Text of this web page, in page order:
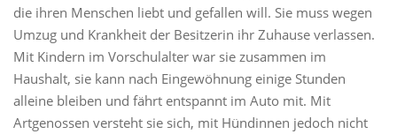
die ihren Menschen liebt und gefallen will. Sie muss wegen
Umzug und Krankheit der Besitzerin ihr Zuhause verlassen.
Mit Kindern im Vorschulalter war sie zusammen im
Haushalt, sie kann nach Eingewöhnung einige Stunden
alleine bleiben und fährt entspannt im Auto mit. Mit
Artgenossen versteht sie sich, mit Hündinnen jedoch nicht